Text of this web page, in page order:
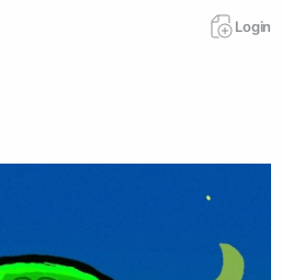
Login